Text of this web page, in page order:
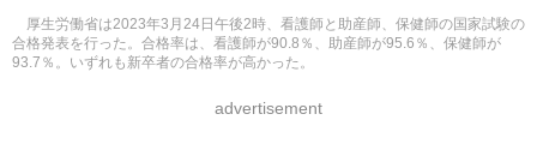
自由研究教材（小学生向け） 自由研究教材（中学生向け） ランキング
厚生労働省は2023年3月24日午後2時、看護師と助産師、保健師の国家試験の
合格発表を行った。合格率は、看護師が90.8％、助産師が95.6％、保健師が
93.7％。いずれも新卒者の合格率が高かった。
advertisement